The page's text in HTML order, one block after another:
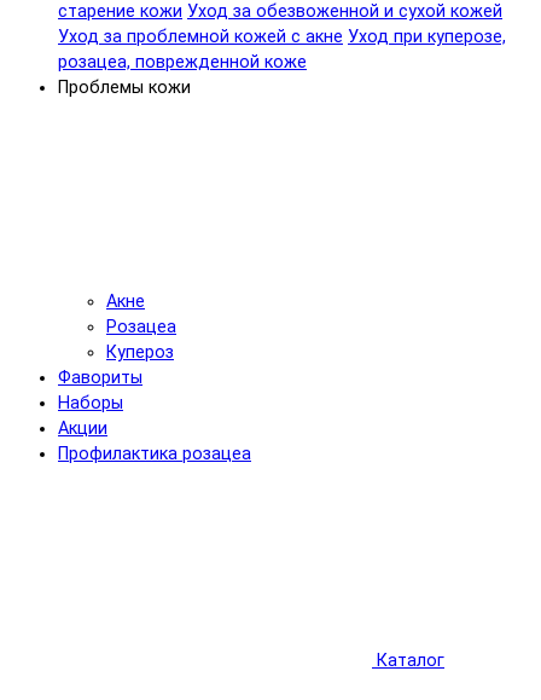
старение кожи Уход за обезвоженной и сухой кожей
Уход за проблемной кожей с акне Уход при куперозе,
розацеа, поврежденной коже
Проблемы кожи
Акне
Розацеа
Купероз
Фавориты
Наборы
Акции
Профилактика розацеа
Каталог